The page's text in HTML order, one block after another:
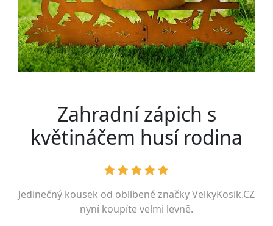
Zahradní zápich s
květináčem husí rodina
Jedinečný kousek od oblíbené značkyVelkyKosik.CZ
nyní koupíte velmi levně.